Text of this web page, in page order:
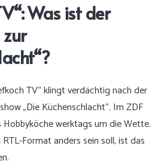
Was ist der
TV“ klingt verdächtig nach der
„Die Küchenschlacht“. Im ZDF
Hobbyköche werktags um die Wette.
Format anders sein soll, ist das